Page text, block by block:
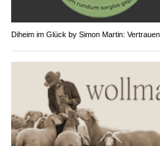
Diheim im Glück by Simon Martin: